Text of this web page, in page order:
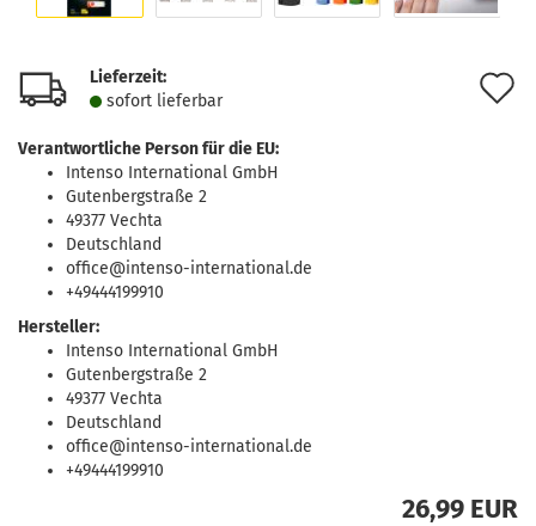
Lieferzeit:
sofort lie­fer­bar
Verantwortliche Person für die EU:
Intenso International GmbH
Gutenbergstraße 2
49377 Vechta
Deutschland
office@intenso-international.de
+49444199910
Hersteller:
Intenso International GmbH
Gutenbergstraße 2
49377 Vechta
Deutschland
office@intenso-international.de
+49444199910
26,99 EUR